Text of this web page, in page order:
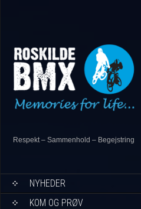
Respekt – Sammenhold – Begejstring
NYHEDER
KOM OG PRØV